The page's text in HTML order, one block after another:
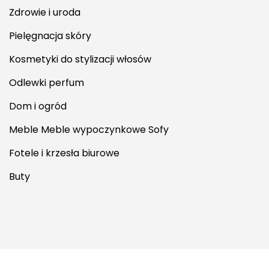
Zdrowie i uroda
Pielęgnacja skóry
Kosmetyki do stylizacji włosów
Odlewki perfum
Dom i ogród
Meble Meble wypoczynkowe Sofy
Fotele i krzesła biurowe
Buty